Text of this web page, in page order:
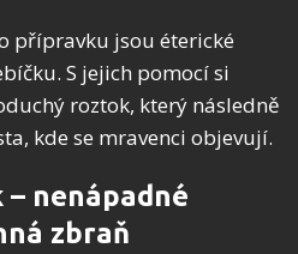
přípravku jsou éterické
S jejich pomocí si
roztok, který následně
kde se mravenci objevují.
nenápadné
zbraň